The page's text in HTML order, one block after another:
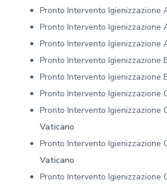
Pronto Intervento Igienizzazione
Pronto Intervento Igienizzazione
Pronto Intervento Igienizzazione
Pronto Intervento Igienizzazione
Pronto Intervento Igienizzazione
Pronto Intervento Igienizzazione
Pronto Intervento Igienizzazione
Vaticano
Pronto Intervento Igienizzazione
Vaticano
Pronto Intervento Igienizzazione